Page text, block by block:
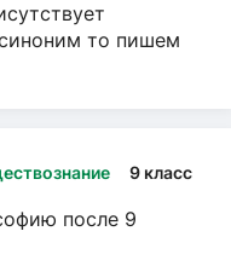
то пишем
9 класс
после 9